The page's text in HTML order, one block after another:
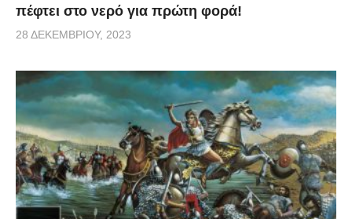
πέφτει στο νερό για πρώτη φορά!
28 ΔΕΚΕΜΒΡΊΟΥ, 2023